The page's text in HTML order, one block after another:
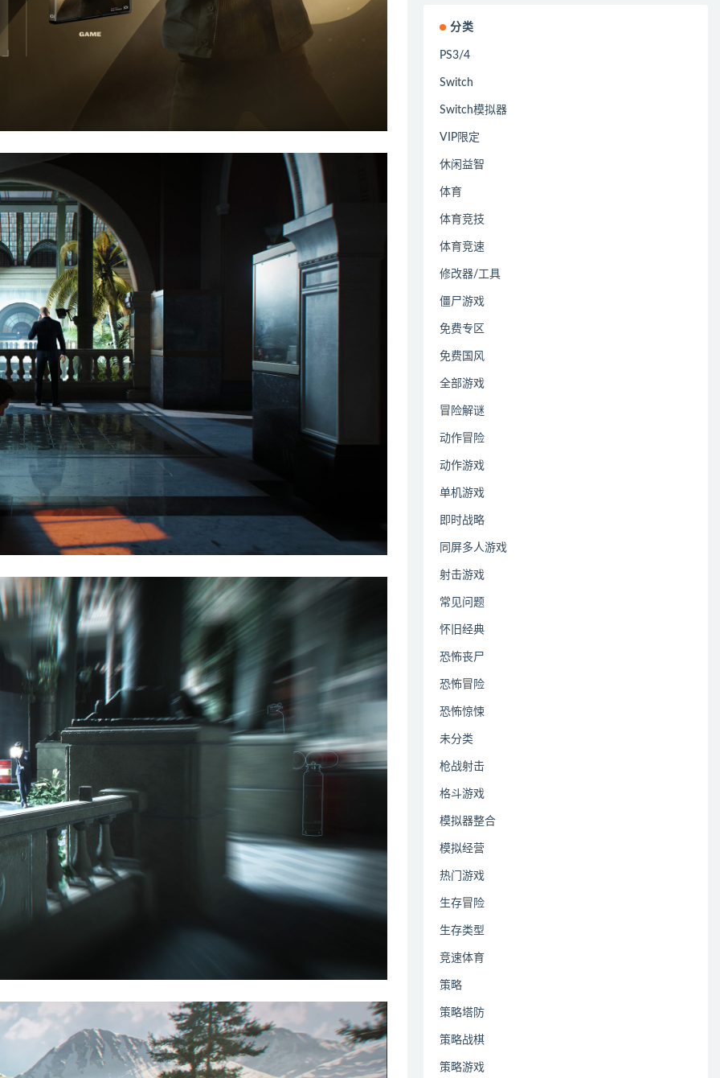
分类
PS3/4
Switch
Switch模拟器
VIP限定
休闲益智
体育
体育竞技
体育竞速
修改器/工具
僵尸游戏
免费专区
免费国风
全部游戏
冒险解谜
动作冒险
动作游戏
单机游戏
即时战略
同屏多人游戏
射击游戏
常见问题
怀旧经典
恐怖丧尸
恐怖冒险
恐怖惊悚
未分类
枪战射击
格斗游戏
模拟器整合
模拟经营
热门游戏
生存冒险
生存类型
竞速体育
策略
策略塔防
策略战棋
策略游戏